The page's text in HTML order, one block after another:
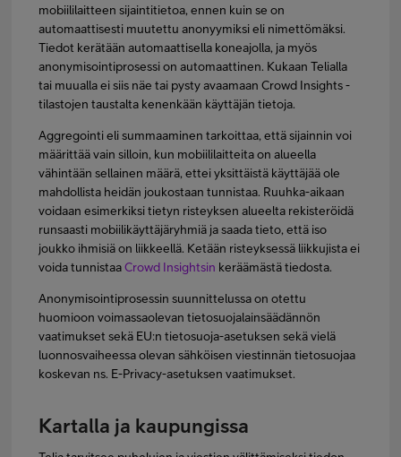
mobiililaitteen sijaintitietoa, ennen kuin se on
automaattisesti muutettu anonyymiksi eli nimettömäksi.
Tiedot kerätään automaattisella koneajolla, ja myös
anonymisointiprosessi on automaattinen. Kukaan Telialla
tai muualla ei siis näe tai pysty avaamaan Crowd Insights -
tilastojen taustalta kenenkään käyttäjän tietoja.
Aggregointi eli summaaminen tarkoittaa, että sijainnin voi
määrittää vain silloin, kun mobiililaitteita on alueella
vähintään sellainen määrä, ettei yksittäistä käyttäjää ole
mahdollista heidän joukostaan tunnistaa. Ruuhka-aikaan
voidaan esimerkiksi tietyn risteyksen alueelta rekisteröidä
runsaasti mobiilikäyttäjäryhmiä ja saada tieto, että iso
joukko ihmisiä on liikkeellä. Ketään risteyksessä liikkujista ei
voida tunnistaaCrowd Insightsin keräämästä tiedosta.
Anonymisointiprosessin suunnittelussa on otettu
huomioon voimassaolevan tietosuojalainsäädännön
vaatimukset sekä EU:n tietosuoja-asetuksen sekä vielä
luonnosvaiheessa olevan sähköisen viestinnän tietosuojaa
koskevan ns. E-Privacy-asetuksen vaatimukset.
Kartalla ja kaupungissa